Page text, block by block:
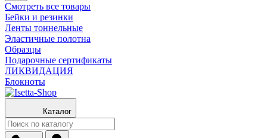
Смотреть все товары
Бейки и резинки
Ленты тоннельные
Эластичные полотна
Образцы
Подарочные сертификаты
ЛИКВИДАЦИЯ
Блокноты
Каталог